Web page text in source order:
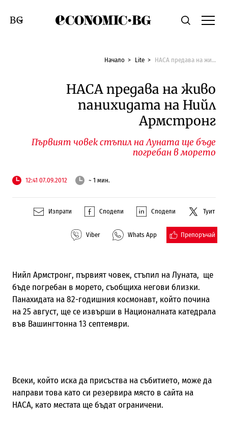
Economic.bgТърсене
Смяна на език
Начало Lite НАСА предава на живо панихидата на Нийл Армстронг
НАСА предава на живо
панихидата на Нийл
Армстронг
Първият човек стъпил на Луната ще бъде
погребан в морето
12:41 07.09.2012 ~ 1 мин.
Изпрати Сподели Сподели Туит
Viber Whats App Препоръчай
Нийл Армстронг, първият човек, стъпил на Луната, ще
бъде погребан в морето, съобщиха негови близки.
Панахидата на 82-годишния космонавт, който почина
на 25 август, ще се извърши в Националната катедрала
във Вашингтонна 13 септември.
Всеки, който иска да присъства на събитието, може да
направи това като си резервира място в сайта на
НАСА, като местата ще бъдат ограничени.